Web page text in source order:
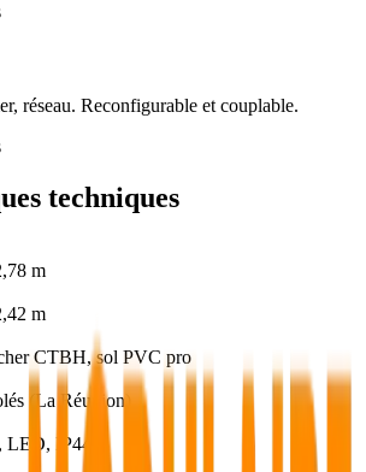
réseau. Reconfigurable et couplable.
techniques
m
m
CTBH, sol PVC pro
(La Réunion)
LED, IP44